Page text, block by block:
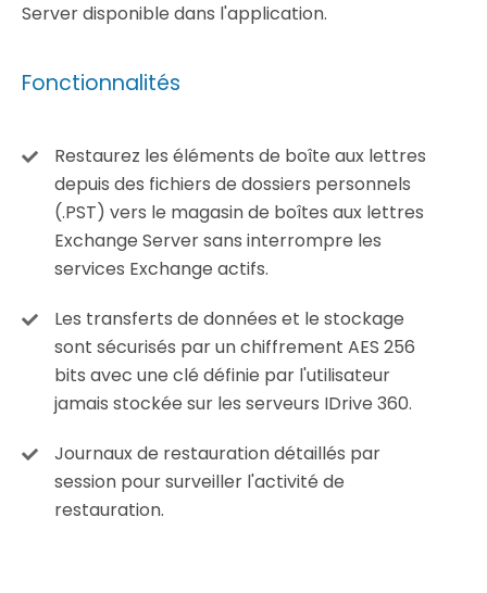
Server disponible dans l'application.
Fonctionnalités
Restaurez les éléments de boîte aux lettres
depuis des fichiers de dossiers personnels
(.PST) vers le magasin de boîtes aux lettres
Exchange Server sans interrompre les
services Exchange actifs.
Les transferts de données et le stockage
sont sécurisés par un chiffrement AES 256
bits avec une clé définie par l'utilisateur
jamais stockée sur les serveurs IDrive 360.
Journaux de restauration détaillés par
session pour surveiller l'activité de
restauration.